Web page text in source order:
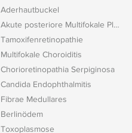
Aderhautbuckel
Akute posteriore Multifokale Plakoide Pigmentepitheliopathie
Tamoxifenretinopathie
Multifokale Choroiditis
Chorioretinopathia Serpiginosa
Candida Endophthalmitis
Fibrae Medullares
Berlinödem
Toxoplasmose